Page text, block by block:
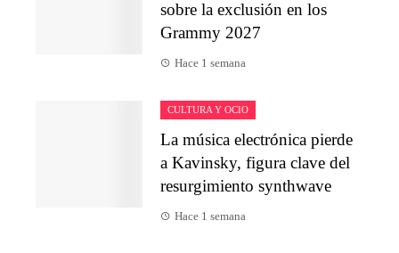
sobre la exclusión en los
Grammy 2027
Hace 1 semana
CULTURA Y OCIO
La música electrónica pierde
a Kavinsky, figura clave del
resurgimiento synthwave
Hace 1 semana